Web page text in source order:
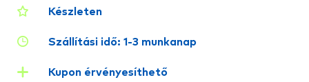
Készleten
Szállítási idő: 1-3 munkanap
Kupon érvényesíthető